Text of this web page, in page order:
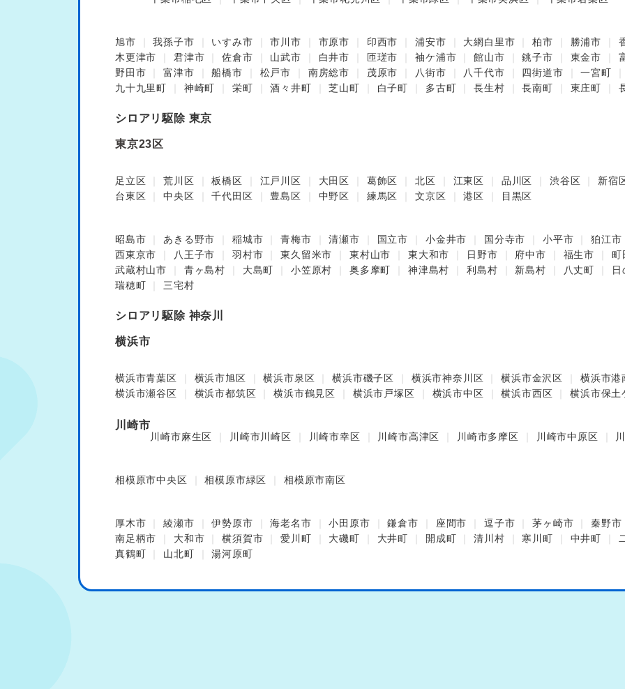
旭市 我孫子市 いすみ市 市川市 市原市 印西市 浦安市 大網白里市 柏市 勝浦市
木更津市
君津市 佐倉市 山武市 白井市 匝瑳市 袖ケ浦市 館山市 銚子市 東金市
野田市
富津市 船橋市 松戸市 南房総市 茂原市 八街市 八千代市 四街道市
一宮町
九十九里町
神崎町 栄町 酒々井町 芝山町 白子町 多古町 長生村 長南町 東庄町
シロアリ駆除 東京
東京23区
足立区 荒川区 板橋区 江戸川区 大田区 葛飾区 北区 江東区 品川区 渋谷区
新宿
台東区
中央区 千代田区 豊島区 中野区 練馬区 文京区 港区 目黒区
昭島市 あきる野市 稲城市 青梅市 清瀬市 国立市 小金井市 国分寺市 小平市
狛江市
西東京市
八王子市 羽村市 東久留米市 東村山市 東大和市 日野市 府中市 福生市
町
武蔵村山市
青ヶ島村 大島町 小笠原村 奥多摩町 神津島村 利島村 新島村 八丈町
日
瑞穂町
三宅村
シロアリ駆除 神奈川
横浜市
横浜市青葉区 横浜市旭区 横浜市泉区 横浜市磯子区 横浜市神奈川区 横浜市金沢区
横浜市港
横浜市瀬谷区
横浜市都筑区 横浜市鶴見区 横浜市戸塚区 横浜市中区 横浜市西区 横浜市保土
川崎市
川崎市麻生区 川崎市川崎区 川崎市幸区 川崎市高津区 川崎市多摩区 川崎市中原区
相模原市中央区 相模原市緑区 相模原市南区
厚木市 綾瀬市 伊勢原市 海老名市 小田原市 鎌倉市 座間市 逗子市 茅ヶ崎市
秦野市
南足柄市
大和市 横須賀市 愛川町 大磯町 大井町 開成町 清川村 寒川町 中井町
真鶴町
山北町 湯河原町